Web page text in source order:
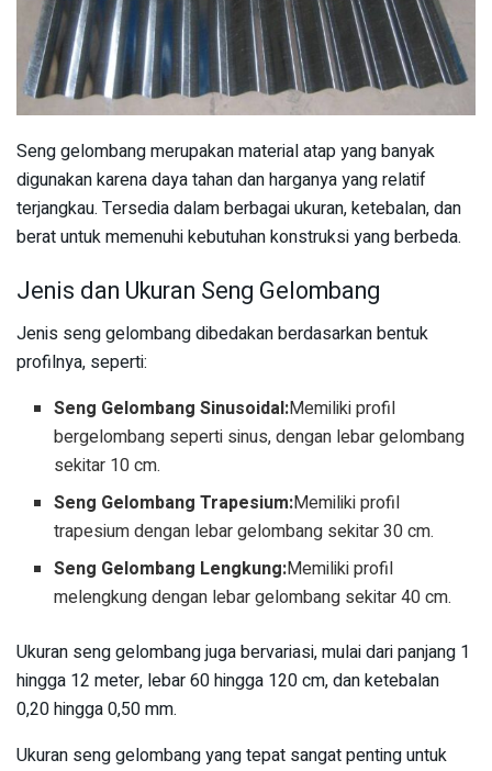
Seng gelombang merupakan material atap yang banyak
digunakan karena daya tahan dan harganya yang relatif
terjangkau. Tersedia dalam berbagai ukuran, ketebalan, dan
berat untuk memenuhi kebutuhan konstruksi yang berbeda.
Jenis dan Ukuran Seng Gelombang
Jenis seng gelombang dibedakan berdasarkan bentuk
profilnya, seperti:
Seng Gelombang Sinusoidal:Memiliki profil
bergelombang seperti sinus, dengan lebar gelombang
sekitar 10 cm.
Seng Gelombang Trapesium:Memiliki profil
trapesium dengan lebar gelombang sekitar 30 cm.
Seng Gelombang Lengkung:Memiliki profil
melengkung dengan lebar gelombang sekitar 40 cm.
Ukuran seng gelombang juga bervariasi, mulai dari panjang 1
hingga 12 meter, lebar 60 hingga 120 cm, dan ketebalan
0,20 hingga 0,50 mm.
Ukuran seng gelombang yang tepat sangat penting untuk